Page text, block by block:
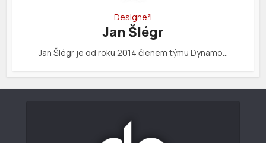
Designeři
Jan Šlégr
Jan Šlégr je od roku 2014 členem týmu Dynamo…